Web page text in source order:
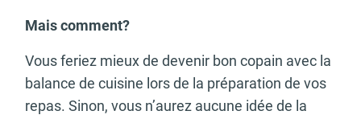
Mais comment?
Vous feriez mieux de devenir bon copain avec la
balance de cuisine lors de la préparation de vos
repas. Sinon, vous n’aurez aucune idée de la